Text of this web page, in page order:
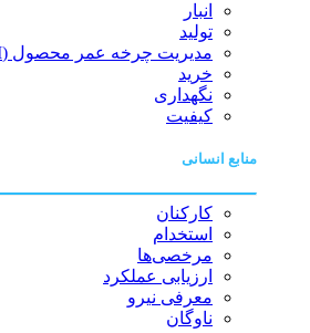
انبار
تولید
مدیریت چرخه عمر محصول (PLM)
خرید
نگهداری
کیفیت
منابع انسانی
کارکنان
استخدام
مرخصی‌ها
ارزیابی عملکرد
معرفی نیرو
ناوگان